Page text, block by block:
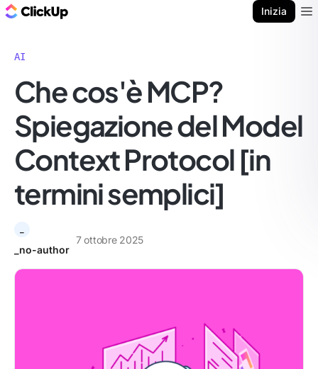
Inizia
AI
Che cos'è MCP?
Spiegazione del Model
Context Protocol [in
termini semplici]
_no-author
7 ottobre 2025